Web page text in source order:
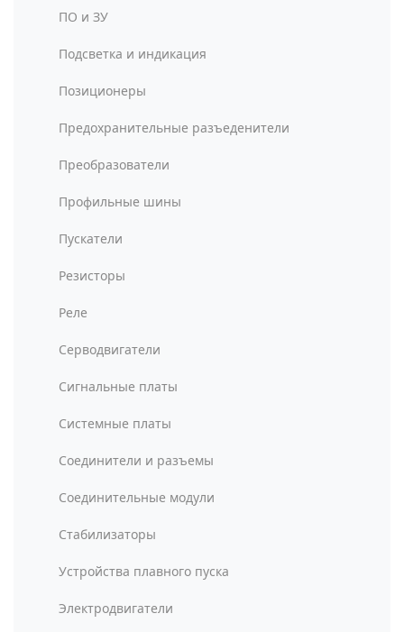
ПО и ЗУ
Подсветка и индикация
Позиционеры
Предохранительные разъеденители
Преобразователи
Профильные шины
Пускатели
Резисторы
Реле
Серводвигатели
Сигнальные платы
Системные платы
Соединители и разъемы
Соединительные модули
Стабилизаторы
Устройства плавного пуска
Электродвигатели